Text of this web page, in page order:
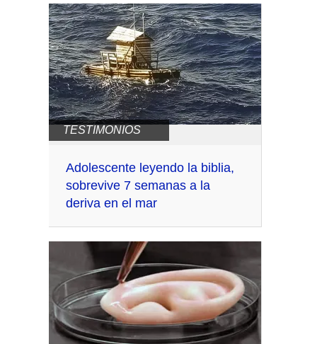
TESTIMONIOS
Adolescente leyendo la biblia,
sobrevive 7 semanas a la
deriva en el mar